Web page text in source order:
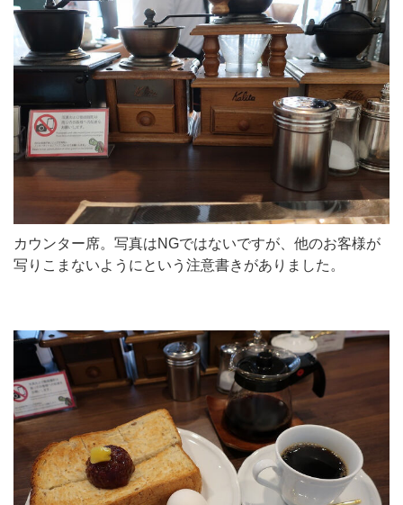
カウンター席。写真はNGではないですが、他のお客様が
写りこまないようにという注意書きがありました。